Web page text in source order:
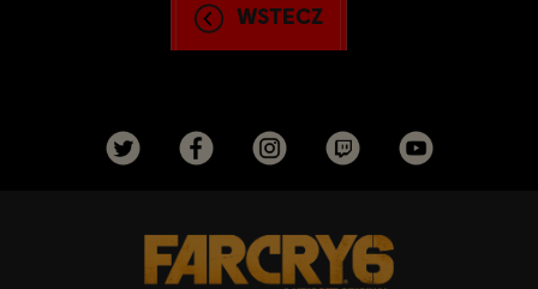
WSTECZ